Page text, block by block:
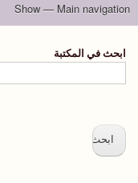
Main
Show — Main navigation
الرئيسية
المؤلفون
تواصل معنا
حول الموقع
ابحث في المكتبة